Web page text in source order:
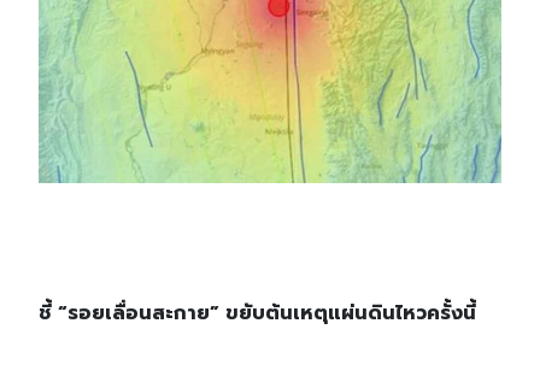
ชี้ “รอยเลื่อนสะกาย” ขยับต้นเหตุแผ่นดินไหวครั้งนี้